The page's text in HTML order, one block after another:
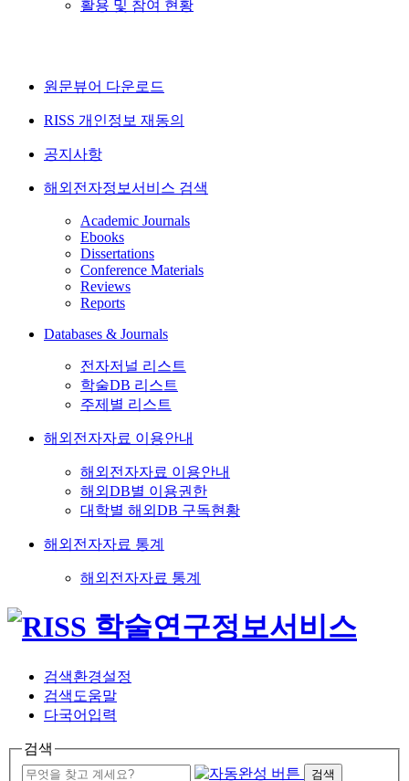
활용 및 참여 현황
원문뷰어 다운로드
RISS 개인정보 재동의
공지사항
해외전자정보서비스 검색
Academic Journals
Ebooks
Dissertations
Conference Materials
Reviews
Reports
Databases & Journals
전자저널 리스트
학술DB 리스트
주제별 리스트
해외전자자료 이용안내
해외전자자료 이용안내
해외DB별 이용권한
대학별 해외DB 구독현황
해외전자자료 통계
해외전자자료 통계
검색환경설정
검색도움말
다국어입력
검색
검색